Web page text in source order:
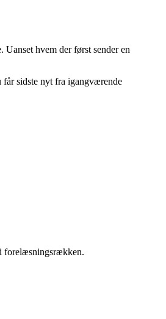
hvem der først sender en
får sidste nyt fra igangværende
forelæsningsrækken.